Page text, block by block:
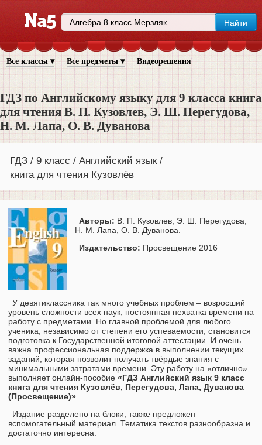
Все классы ▾ Все предметы ▾ Видеорешения
ГДЗ по Английскому языку для 9 класса книга
для чтения В. П. Кузовлев, Э. Ш. Перегудова,
Н. М. Лапа, О. В. Дуванова
ГДЗ 9 класс
Английский язык
книга для чтения Кузовлёв
Авторы: В. П. Кузовлев, Э. Ш. Перегудова,
Н. М. Лапа, О. В. Дуванова.
Издательство: Просвещение 2016
У девятиклассника так много учебных проблем – возросший
уровень сложности всех наук, постоянная нехватка времени на
работу с предметами. Но главной проблемой для любого
ученика, независимо от степени его успеваемости, становится
подготовка к Государственной итоговой аттестации. И очень
важна профессиональная поддержка в выполнении текущих
заданий, которая позволит получать твёрдые знания с
минимальными затратами времени. Эту работу на «отлично»
выполняет онлайн-пособие «ГДЗ Английский язык 9 класс
книга для чтения Кузовлёв, Перегудова, Лапа, Дуванова
(Просвещение)».
Издание разделено на блоки, также предложен
вспомогательный материал. Тематика текстов разнообразна и
достаточно интересна: